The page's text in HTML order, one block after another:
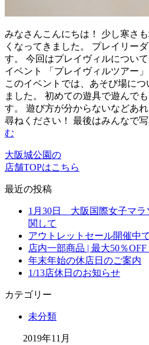
みなさんこんにちは！ 少し寒さ
くなってきました。 プレイリー
す。 今回はプレイヴィルについ
イベント 「プレイヴィルツアー
このイベントでは、あそび場に
ました。 初めての遊具で遊んで
す。 遊び方が分からないなどあ
尋ねください！ 最後はみんなで
む
大阪城公園の
店舗TOPはこちら
最近の投稿
1月30日 大阪国際女子マラ
関して
アウトレットセール開催中
店内一部商品 | 最大50％
年末年始の休店日のご案内
1/13店休日のお知らせ
カテゴリー
未分類
2019年11月